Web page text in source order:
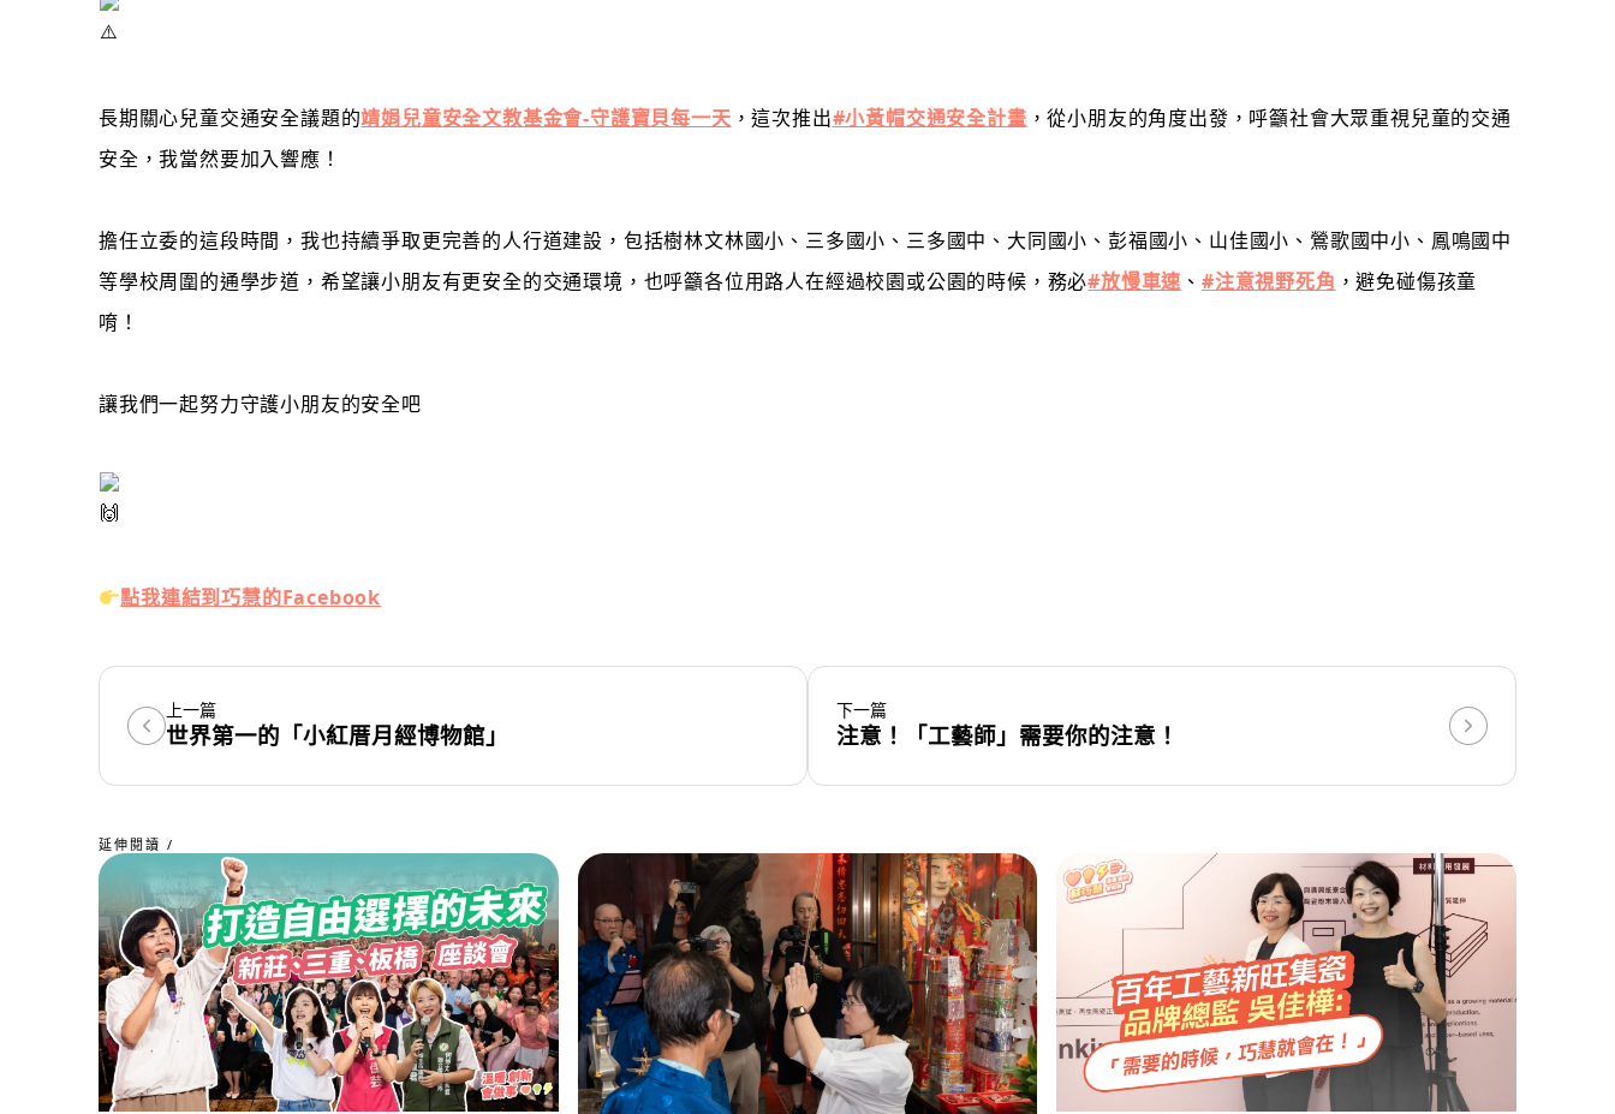
長期關心兒童交通安全議題的靖娟兒童安全文教基金會-守護寶貝每一天 ，這次推出#小黃帽交通安全計畫 ，從小朋友的角度出發，呼籲社會大眾重視兒童的交通
安全，我當然要加入響應！
擔任立委的這段時間，我也持續爭取更完善的人行道建設，包括樹林文林國小、三多國小、三多國中、大同國小、彭福國小、山佳國小、鶯歌國中小、鳳鳴國中
等學校周圍的通學步道，希望讓小朋友有更安全的交通環境，也呼籲各位用路人在經過校園或公園的時候，務必#放慢車速 、#注意視野死角 ，避免碰傷孩童
唷！
讓我們一起努力守護小朋友的安全吧
點我連結到巧慧的Facebook
上一篇
世界第一的「小紅厝月經博物館」
下一篇
注意！「工藝師」需要你的注意！
延伸閱讀 /